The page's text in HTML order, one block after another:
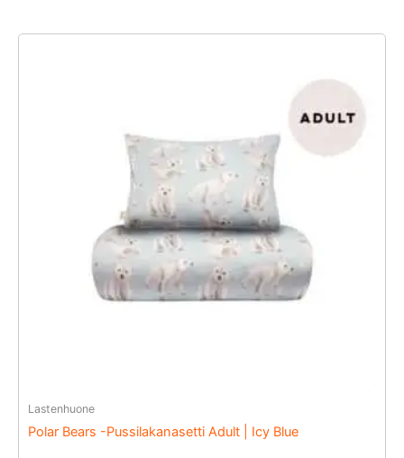
Lastenhuone
Polar Bears -Pussilakanasetti Adult | Icy Blue